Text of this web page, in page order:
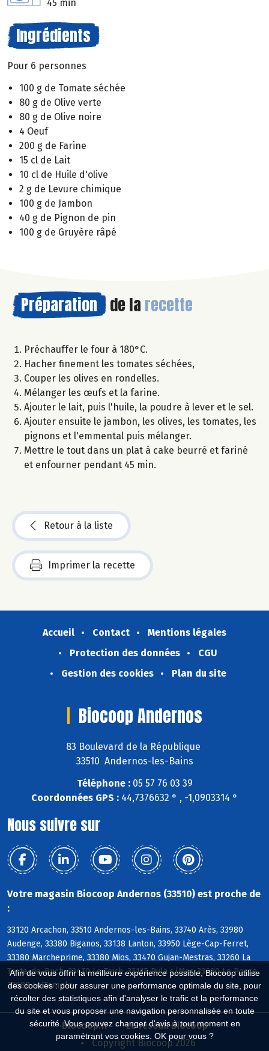
Afin de vous offrir la meilleure expérience possible, Biocoop utilise
des cookies : pour assurer une performance optimale du site, pour
récolter des statistiques afin d'analyser le trafic et la performance
du site et vous proposer une navigation personnalisée en toute
sécurité. Vous pouvez changer d'avis à tout moment en
paramétrant vos cookies. OK pour vous ?
45 min
Ingrédients
Pour 6 personnes
100 g de Tomate séchée
80 g de Olive verte
80 g de Olive noire
4 Oeuf
200 g de Farine
15 cl de Lait
10 cl de Huile d'olive
2 g de Levure chimique
100 g de Jambon
40 g de Pignon de pin
100 g de Gruyère râpé
Préparation de la recette
Préchauffer le four à 180°C.
Hacher finement les tomates séchées,
Couper les olives en rondelles.
Mélanger les œufs et la farine.
Ajouter le lait, puis l'huile, la poudre à lever et le sel.
Ajouter ensuite le jambon, les olives, les tomates, les
pignons et l'emmental puis mélanger.
Mettre le tout dans un plat à cake beurré et fariné
et enfourner pendant 45 min.
Retour à la liste
Imprimer la recette
Accueil Contact
Mentions légales
Protection des données
CGU
Gestion des cookies
Plan du site
Biocoop Andernos
83 Boulevard de la République
33510 Andernos-les-Bains
Téléphone :05 57 76 03 39
Coordonnées GPS : 44,7376632 ° , -1,0903314 °
Nous suivre sur
Votre magasin Biocoop Andernos (33510) est proche de
:
33120 Arcachon, 33510 Andernos-les-Bains, 33740 Arès, 33980
Audenge, 33380 Biganos, 33138 Lanton, 33950 Lège-Cap-Ferret,
33380 Marcheprime, 33380 Mios, 33470 Gujan-Mestras, 33260 La
Teste-de-Buch, 33470 Le Teich, 33115 Pyla s/Mer, 33680 Le Porge,
33680 Le Temple
Biocoop.fr
Le réseau Biocoop
Copyright Biocoop 2026